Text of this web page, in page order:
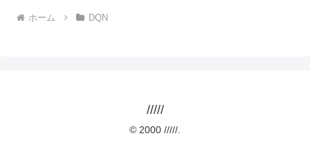
ホーム DQN
/////
© 2000 /////.